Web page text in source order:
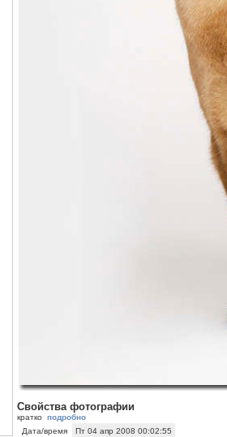
Свойства фотографии
кратко подробно
Дата/время
Пт 04 апр 2008 00:02:55